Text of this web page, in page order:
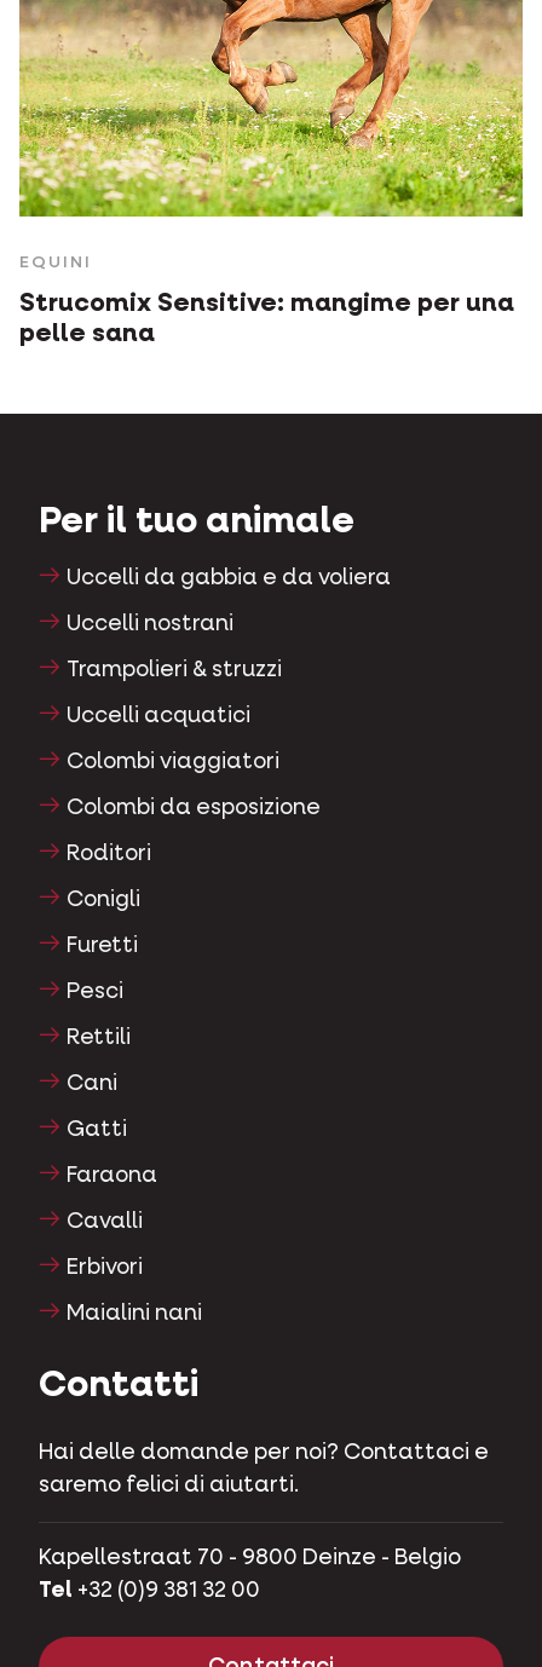
EQUINI
Strucomix Sensitive: mangime per una
pelle sana
Per il tuo animale
Uccelli da gabbia e da voliera
Uccelli nostrani
Trampolieri & struzzi
Uccelli acquatici
Colombi viaggiatori
Colombi da esposizione
Roditori
Conigli
Furetti
Pesci
Rettili
Cani
Gatti
Faraona
Cavalli
Erbivori
Maialini nani
Contatti
Hai delle domande per noi? Contattaci e
saremo felici di aiutarti.
Kapellestraat 70 - 9800 Deinze - Belgio
Tel +32 (0)9 381 32 00